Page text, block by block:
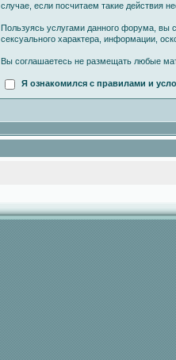
случае, если посчитаем такие действия
Пользуясь услугами данного форума, вы
сексуального характера, информации,
Вы соглашаетесь не размещать любые
Я ознакомился с правилами и